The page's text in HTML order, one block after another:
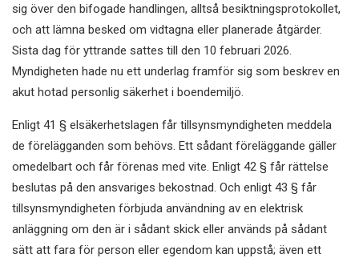
sig över den bifogade handlingen, alltså besiktningsprotokollet,
och att lämna besked om vidtagna eller planerade åtgärder.
Sista dag för yttrande sattes till den 10 februari 2026.
Myndigheten hade nu ett underlag framför sig som beskrev en
akut hotad personlig säkerhet i boendemiljö.
Enligt 41 § elsäkerhetslagen får tillsynsmyndigheten meddela
de förelägganden som behövs. Ett sådant föreläggande gäller
omedelbart och får förenas med vite. Enligt 42 § får rättelse
beslutas på den ansvariges bekostnad. Och enligt 43 § får
tillsynsmyndigheten förbjuda användning av en elektrisk
anläggning om den är i sådant skick eller används på sådant
sätt att fara för person eller egendom kan uppstå; även ett